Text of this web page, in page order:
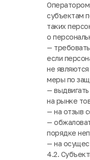
субъектам
таких
о
—
если
не
меры по
—
на рынке
— на отзыв
—
порядке
— на
4.2.